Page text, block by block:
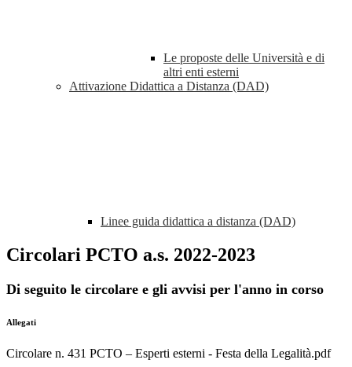
Le proposte delle Università e di
altri enti esterni
Attivazione Didattica a Distanza (DAD)
Linee guida didattica a distanza (DAD)
Circolari PCTO a.s. 2022-2023
Di seguito le circolare e gli avvisi per l'anno in corso
Allegati
Circolare n. 431 PCTO – Esperti esterni - Festa della Legalità.pdf